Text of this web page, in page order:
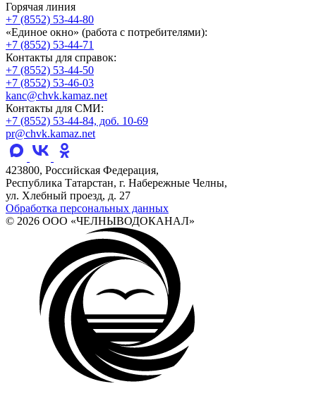
Горячая линия
+7 (8552) 53-44-80
«Единое окно» (работа с потребителями):
+7 (8552) 53-44-71
Контакты для справок:
+7 (8552) 53-44-50
+7 (8552) 53-46-03
kanc@chvk.kamaz.net
Контакты для СМИ:
+7 (8552) 53-44-84, доб. 10-69
pr@chvk.kamaz.net
423800, Российская Федерация,
Республика Татарстан, г. Набережные Челны,
ул. Хлебный проезд, д. 27
Обработка персональных данных
© 2026 ООО «ЧЕЛНЫВОДОКАНАЛ»